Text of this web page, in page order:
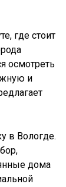
где стоит
осмотреть
и
в Вологде.
дома